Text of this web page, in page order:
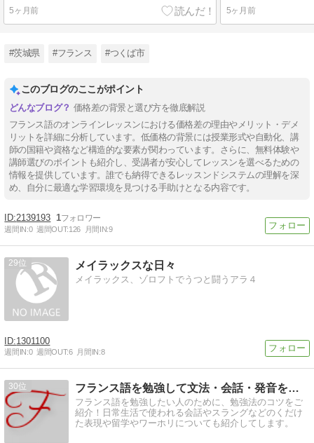
5ヶ月前 5ヶ月前
#茨城県 #フランス #つくば市
このブログのここがポイント
価格差の背景と選び方を徹底解説
フランス語のオンラインレッスンにおける価格差の理由やメリット・デメ
リットを詳細に分析しています。低価格の背景には授業形式や自動化、講
師の国籍や資格など構造的な要素が関わっています。さらに、無料体験や
講師選びのポイントも紹介し、受講者が安心してレッスンを選べるための
情報を提供しています。誰でも納得できるレッスンドシステムの理解を深
め、自分に最適な学習環境を見つける手助けとなる内容です。
2139193 1
週間IN:0 週間OUT:126 月間IN:9
29 メイラックスな日々
メイラックス、ゾロフトでうつと闘うアラ４
1301100
週間IN:0 週間OUT:6 月間IN:8
30 フランス語を勉強して文法・会話・発音をマスター
フランス語を勉強したい人のために、勉強法のコツをご
紹介！日常生活で使われる会話やスラングなどのくだけ
た表現や留学やワーホリについても紹介してします。